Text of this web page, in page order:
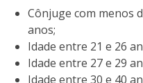
Cônjuge com menos
anos;
Idade entre 21 e 26
Idade entre 27 e 29
Idade entre 30 e 40